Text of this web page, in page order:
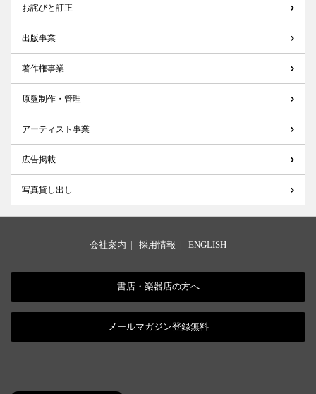
お詫びと訂正
出版事業
著作権事業
原盤制作・管理
アーティスト事業
広告掲載
写真貸し出し
会社案内 | 採用情報 | ENGLISH
書店・楽器店の方へ
メールマガジン登録無料